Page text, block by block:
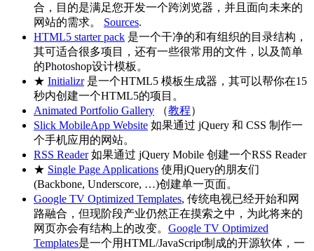
合，目的是满足您开发一个跨浏览器，并且面向未来的
网站的需求。 Sources.
HTML5 starter pack 是一个干净的和有组织的目录结构，
其可适合很多项目，还有一些很常用的文件，以及简单
的Photoshop设计模板。
★ Initializr是一个HTML5 模板生成器，其可以帮你在15
秒内创建一个HTML5的项目。
Animated Portfolio Gallery （教程）
Slick MobileApp Website 如果通过 jQuery 和 CSS 制作一
个手机应用的网站。
RSS Reader如果通过 jQuery Mobile 创建一个RSS Reader
★ Single Page Applications 使用jQuery的朋友们
(Backbone, Underscore, …)创建单一页面。
Google TV Optimized Templates, 传统电视已经开始和网
路融合，但现阶段产业仍然正在摸索之中，为此将来的
网页亦会有结构上的改变。 Google TV Optimized
Templates是一个用HTML/JavaScript制成的开源软体，一